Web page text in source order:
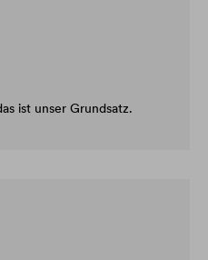
ist unser Grundsatz.